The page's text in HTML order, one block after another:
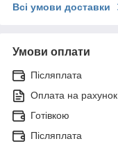
Всі умови доставки
Умови оплати
Післяплата
Оплата на рахунок
Готівкою
Післяплата